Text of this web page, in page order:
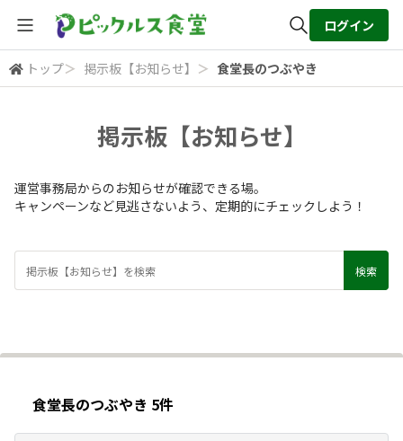
全体検索
ログイン
トップ＞ 掲示板【お知らせ】 ＞ 食堂長のつぶやき
掲示板【お知らせ】
運営事務局からのお知らせが確認できる場。
キャンペーンなど見逃さないよう、定期的にチェックしよう！
食堂長のつぶやき 5件